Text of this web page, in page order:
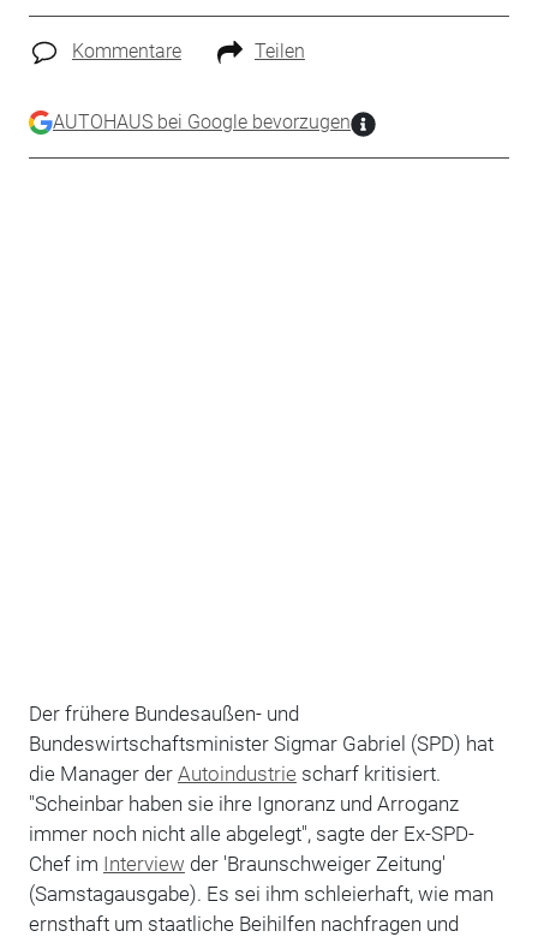
Kommentare Teilen
AUTOHAUS bei Google bevorzugen
Der frühere Bundesaußen- und
Bundeswirtschaftsminister Sigmar Gabriel (SPD) hat
die Manager der Autoindustrie scharf kritisiert.
"Scheinbar haben sie ihre Ignoranz und Arroganz
immer noch nicht alle abgelegt", sagte der Ex-SPD-
Chef im Interview der 'Braunschweiger Zeitung'
(Samstagausgabe). Es sei ihm schleierhaft, wie man
ernsthaft um staatliche Beihilfen nachfragen und